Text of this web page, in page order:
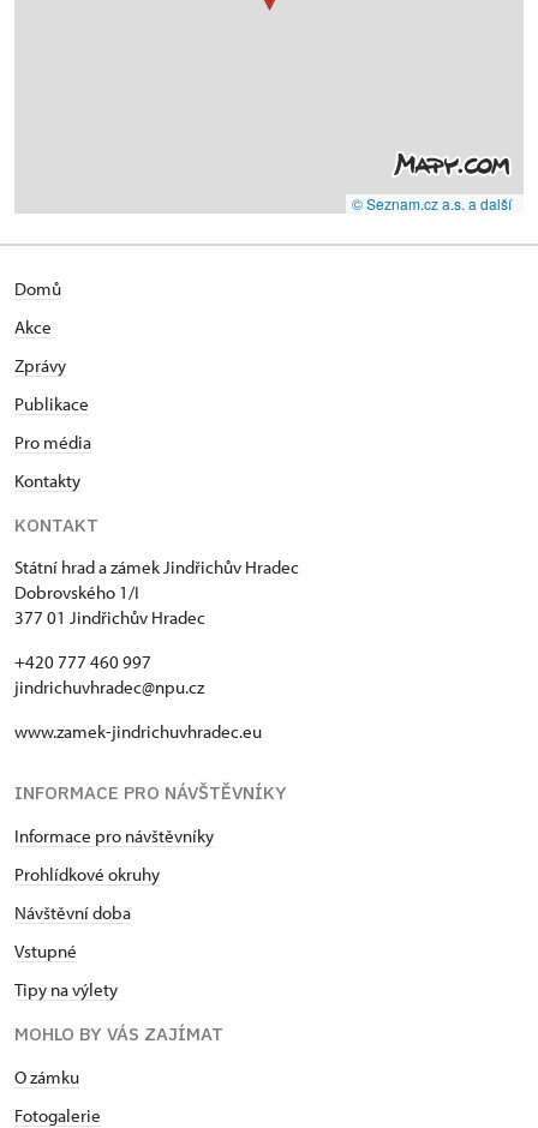
© Seznam.cz a.s. a další
Domů
Akce
Zprávy
Publikace
Pro média
Kontakty
KONTAKT
Státní hrad a zámek Jindřichův Hradec
Dobrovského 1/I
377 01 Jindřichův Hradec
+420 777 460 997
jindrichuvhradec@npu.cz
www.zamek-jindrichuvhradec.eu
INFORMACE PRO NÁVŠTĚVNÍKY
Informace pro návštěvníky
Prohlídkové okruhy
Návštěvní doba
Vstupné
Tipy na výlety
MOHLO BY VÁS ZAJÍMAT
O zámku
Fotogalerie